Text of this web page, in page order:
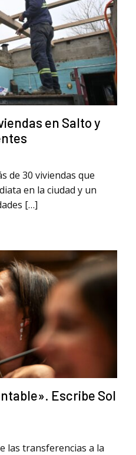
en Salto y
de 30 viviendas que
en la ciudad y un
[…]
Escribe Sol
las transferencias a la